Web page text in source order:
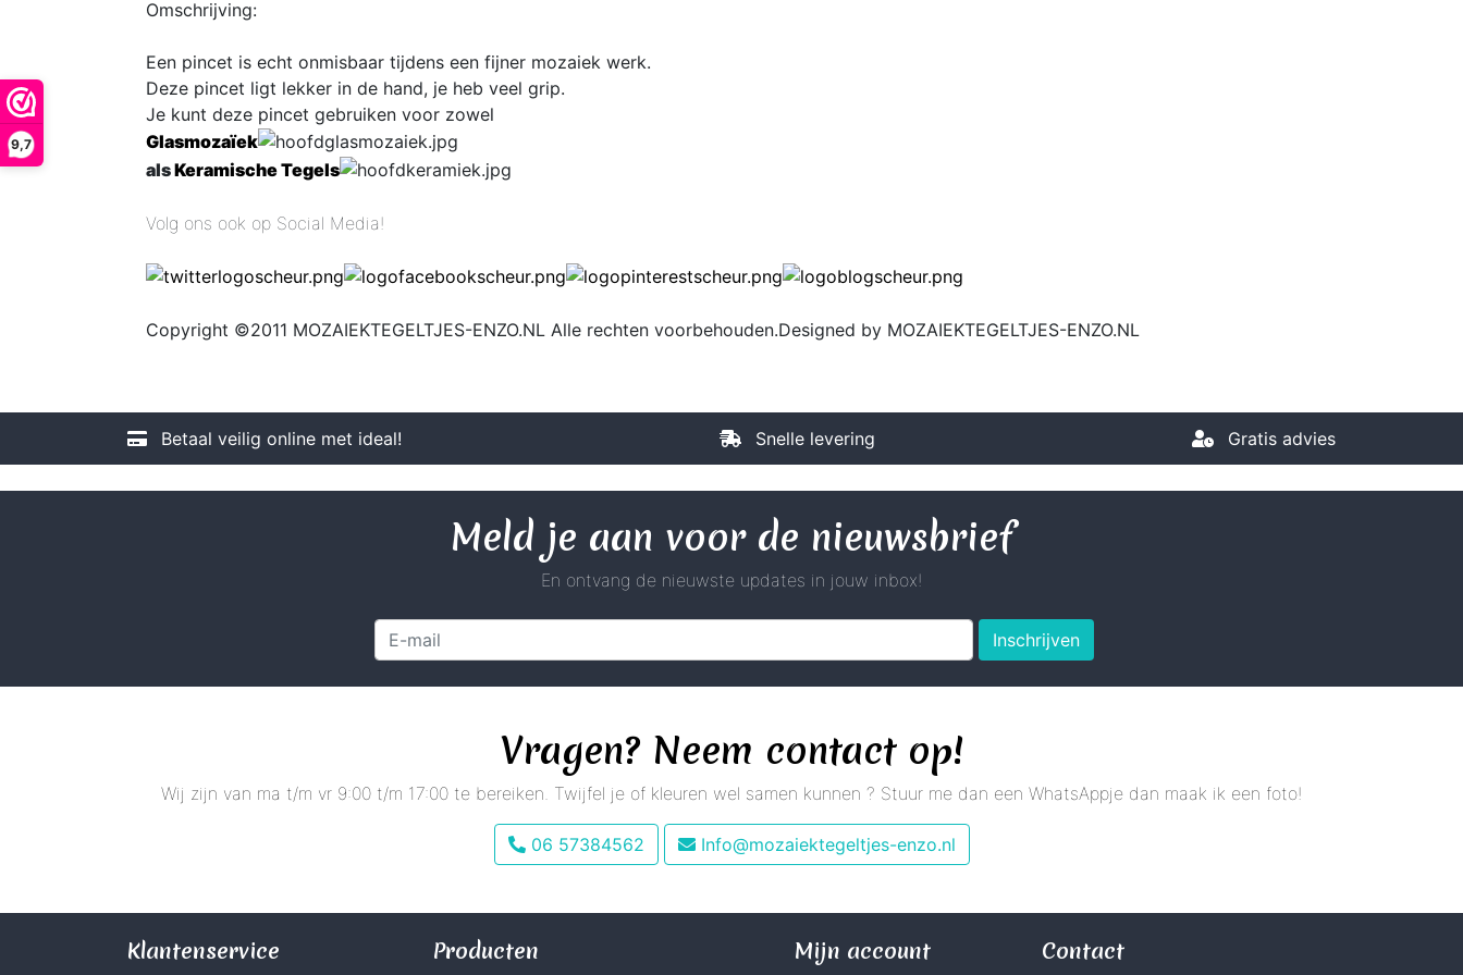
9,7
Omschrijving:
Een pincet is echt onmisbaar tijdens een fijner mozaiek werk.
Deze pincet ligt lekker in de hand, je heb veel grip.
Je kunt deze pincet gebruiken voor zowel
Glasmozaïek
alsKeramische Tegels
Volg ons ook op Social Media!
Copyright ©2011 MOZAIEKTEGELTJES-ENZO.NL Alle rechten voorbehouden.Designed by MOZAIEKTEGELTJES-ENZO.NL
Betaal veilig online met ideal! Snelle levering Gratis advies
Meld je aan voor de nieuwsbrief
En ontvang de nieuwste updates in jouw inbox!
Inschrijven
Vragen? Neem contact op!
Wij zijn van ma t/m vr 9:00 t/m 17:00 te bereiken. Twijfel je of kleuren wel samen kunnen ? Stuur me dan een WhatsAppje dan maak ik een foto!
06 57384562 Info@mozaiektegeltjes-enzo.nl
Klantenservice Producten Mijn account Contact